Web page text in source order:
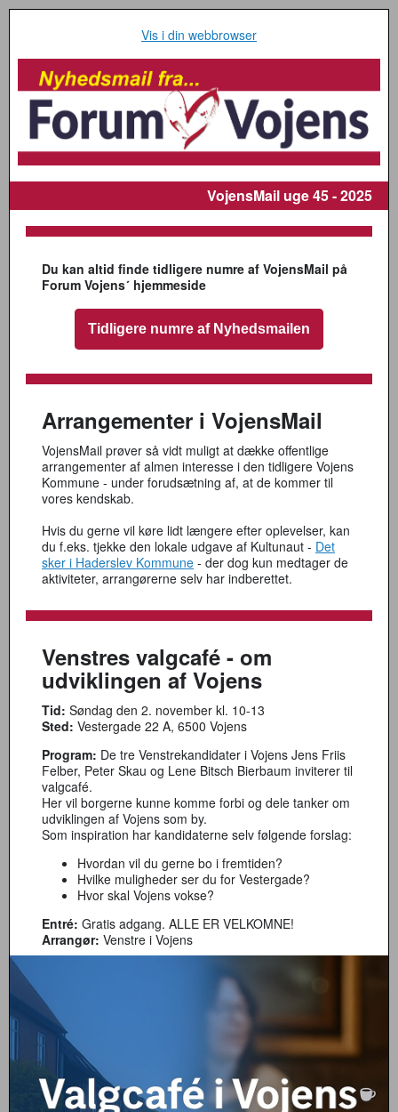
Vis i din webbrowser
VojensMail uge 45 - 2025
Du kan altid finde tidligere numre af VojensMail på
Forum Vojens´ hjemmeside
Tidligere numre af Nyhedsmailen
Arrangementer i VojensMail
VojensMail prøver så vidt muligt at dække offentlige
arrangementer af almen interesse i den tidligere Vojens
Kommune - under forudsætning af, at de kommer til
vores kendskab.
Hvis du gerne vil køre lidt længere efter oplevelser, kan
du f.eks. tjekke den lokale udgave af Kultunaut - Det
sker i Haderslev Kommune - der dog kun medtager de
aktiviteter, arrangørerne selv har indberettet.
Venstres valgcafé - om
udviklingen af Vojens
Tid: Søndag den 2. november kl. 10-13
Sted: Vestergade 22 A, 6500 Vojens
Program: De tre Venstrekandidater i Vojens Jens Friis
Felber, Peter Skau og Lene Bitsch Bierbaum inviterer til
valgcafé.
Her vil borgerne kunne komme forbi og dele tanker om
udviklingen af Vojens som by.
Som inspiration har kandidaterne selv følgende forslag:
Hvordan vil du gerne bo i fremtiden?
Hvilke muligheder ser du for Vestergade?
Hvor skal Vojens vokse?
Entré: Gratis adgang. ALLE ER VELKOMNE!
Arrangør: Venstre i Vojens